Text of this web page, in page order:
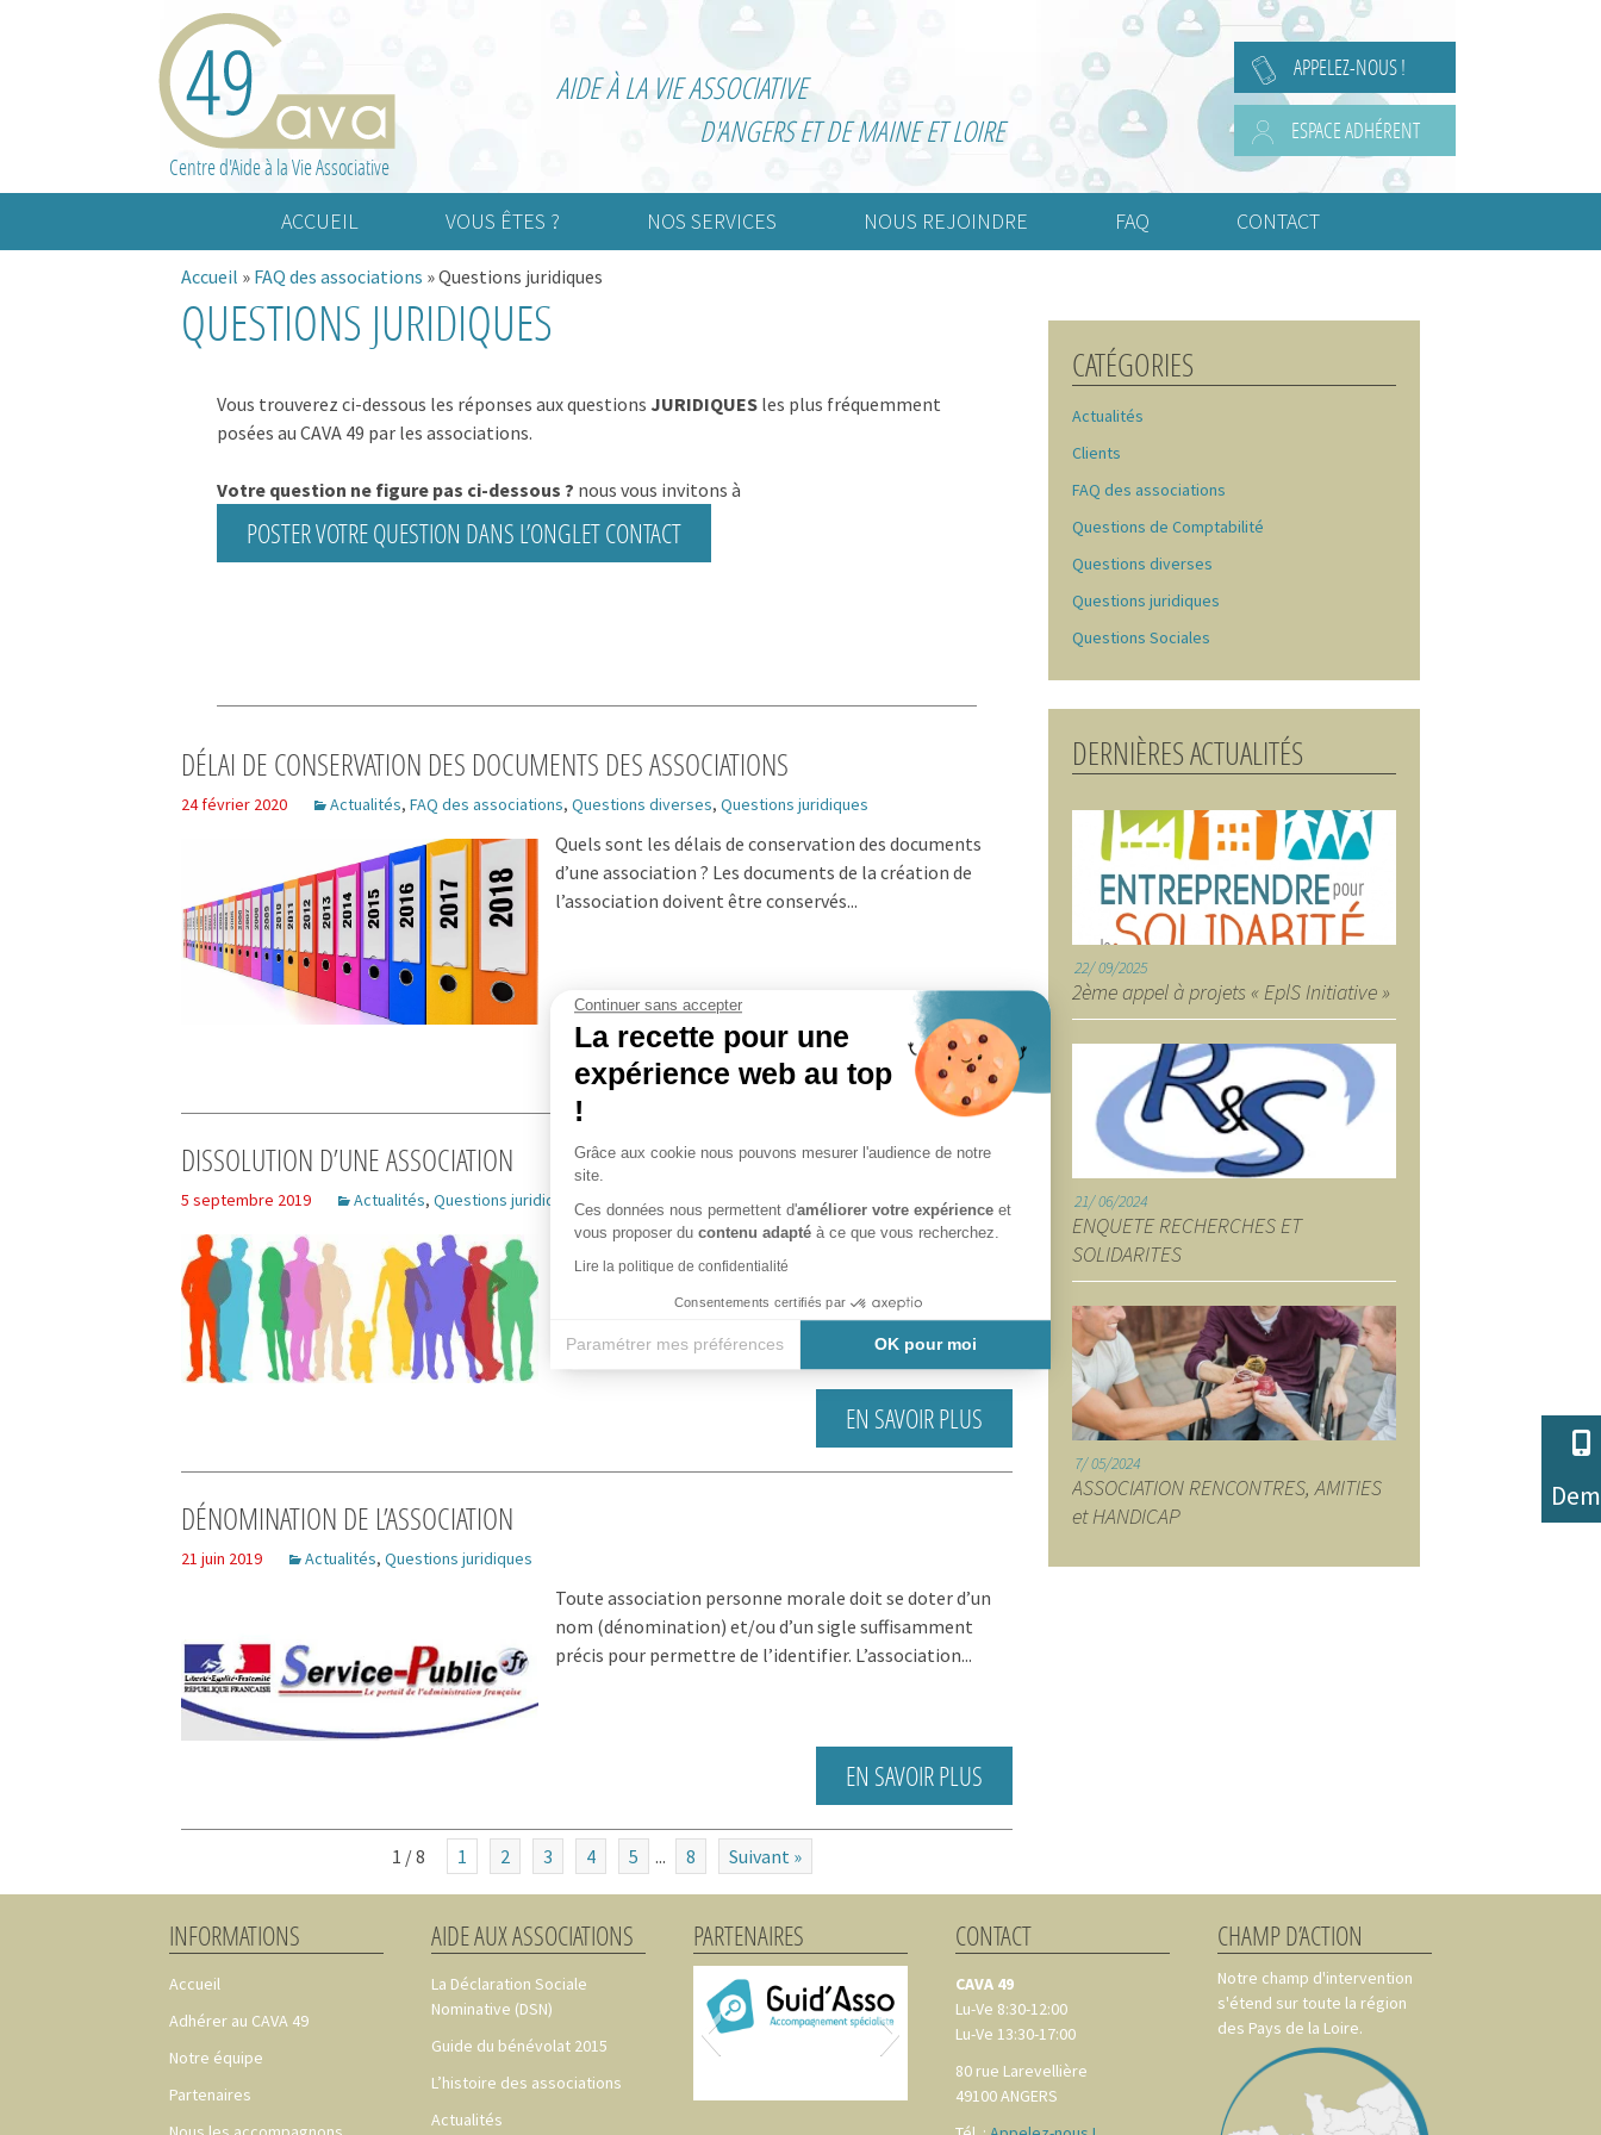
Continuer sans accepter
La recette pour une
expérience web au top
!
Grâce aux cookie nous pouvons mesurer l'audience de notre
site.
Ces données nous permettent d'améliorer votre expérience et
vous proposer du contenu adapté à ce que vous recherchez.
Lire la politique de confidentialité
Consentements certifiés par
Paramétrer mes préférences OK pour moi
Plateforme de Gestion du Consentement : Personnalisez vos Options
Notre plateforme vous permet d'adapter et de gérer vos paramètres de confidentialité, en garantissant la conformité avec
Centre d'Aide à la Vie Associative
AIDE À LA VIE ASSOCIATIVE
D'ANGERS ET DE MAINE ET LOIRE
APPELEZ-NOUS !
ESPACE ADHÉRENT
ACCUEIL VOUS ÊTES ?
Association culturelle
Association sportive
NOS SERVICES
comptabilité
Gestion associative
NOUS REJOINDRE FAQ
Questions de Social
Ou fixer le siège social ?
CONTACT
Accueil » FAQ des associations »Questions juridiques
QUESTIONS JURIDIQUES
Vous trouverez ci-dessous les réponses aux questions JURIDIQUES les plus fréquemment
posées au CAVA 49 par les associations.
Votre question ne figure pas ci-dessous ? nous vous invitons à
POSTER VOTRE QUESTION DANS L’ONGLET CONTACT
DÉLAI DE CONSERVATION DES DOCUMENTS DES ASSOCIATIONS
24 février 2020 Actualités, FAQ des associations, Questions diverses, Questions juridiques
Quels sont les délais de conservation des documents
d’une association ? Les documents de la création de
l’association doivent être conservés...
EN SAVOIR PLUS
DISSOLUTION D’UNE ASSOCIATION
5 septembre 2019 Actualités, Questions juridiques
La dissolution d’une association peut intervenir sur
décision de ses membres, en application de ses
dispositions statutaires, sur décision de...
EN SAVOIR PLUS
DÉNOMINATION DE L’ASSOCIATION
21 juin 2019 Actualités, Questions juridiques
Toute association personne morale doit se doter d’un
nom (dénomination) et/ou d’un sigle suffisamment
précis pour permettre de l’identifier. L’association...
EN SAVOIR PLUS
1 / 8 1 2 3 4 5 ... 8 Suivant »
CATÉGORIES
Actualités
Clients
FAQ des associations
Questions de Comptabilité
Questions diverses
Questions juridiques
Questions Sociales
DERNIÈRES ACTUALITÉS
22 09/2025
2ème appel à projets « EplS Initiative »
21 06/2024
ENQUETE RECHERCHES ET
SOLIDARITES
7 05/2024
ASSOCIATION RENCONTRES, AMITIES
et HANDICAP
INFORMATIONS
Accueil
Adhérer au CAVA 49
Notre équipe
Partenaires
AIDE AUX ASSOCIATIONS
La Déclaration Sociale
Nominative (DSN)
Guide du bénévolat 2015
L’histoire des associations
Actualités
PARTENAIRES CONTACT
CAVA 49
Lu-Ve 8:30-12:00
Lu-Ve 13:30-17:00
80 rue Larevellière
49100ANGERS
CHAMP D’ACTION
Notre champ d'intervention
s'étend sur toute la région
des Pays de la Loire.